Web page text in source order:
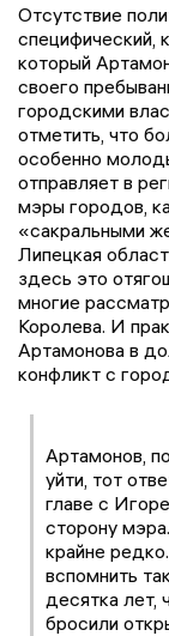
Отсутствие
специфический,
который
своего
городскими
отметить, что
особенно
отправляет в
мэры городов,
«сакральными
Липецкая
здесь это
многие
Королева. И
Артамонова в
конфликт с
Артамонов,
уйти, тот
главе с
сторону
крайне
вспомнить
десятка лет,
бросили